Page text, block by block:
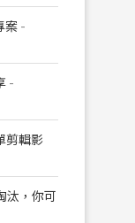
案 -
-
剪輯影
汰，你可